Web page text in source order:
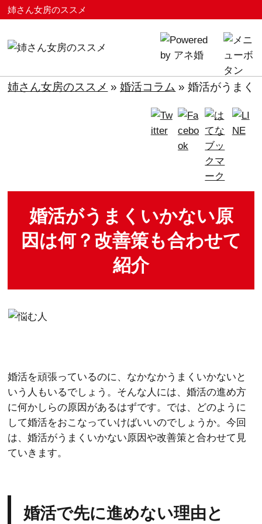
姉さん女房のススメ
姉さん女房のススメ »婚活コラム »婚活がうまく
婚活がうまくいかない原
因は何？改善策も合わせて
紹介
婚活を頑張っているのに、なかなかうまくいかないと
いう人もいるでしょう。そんな人には、婚活の進め方
に何かしらの原因があるはずです。では、どのように
して婚活をおこなっていけばいいのでしょうか。今回
は、婚活がうまくいかない原因や改善策と合わせて見
ていきます。
婚活で先に進めない理由と